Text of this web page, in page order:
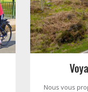
Nous vous